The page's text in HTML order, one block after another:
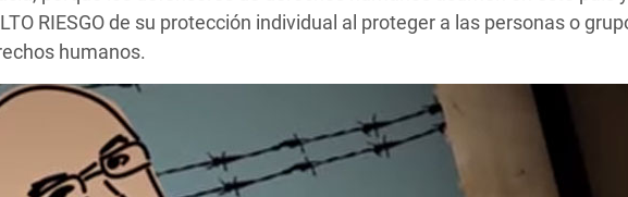
RIESGO de su protección individual al proteger a las personas o
humanos.